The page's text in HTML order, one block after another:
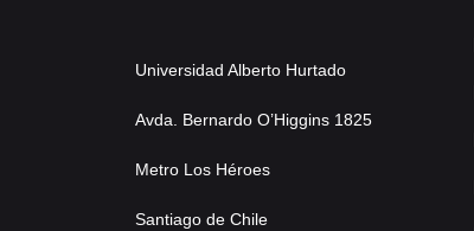
Universidad Alberto Hurtado
Avda. Bernardo O’Higgins 1825
Metro Los Héroes
Santiago de Chile